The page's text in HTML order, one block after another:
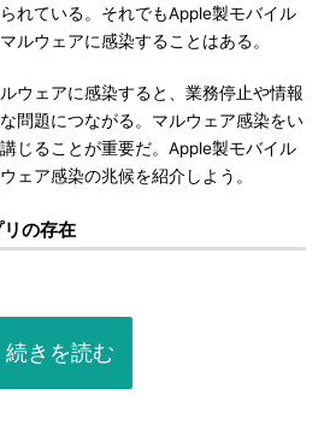
れている。それでもApple製モバイル
ルウェアに感染することはある。
ウェアに感染すると、業務停止や情報
問題につながる。マルウェア感染をい
じることが重要だ。Apple製モバイル
ェア感染の兆候を紹介しよう。
の存在
続きを読む